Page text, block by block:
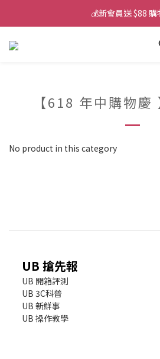
💰新會員送 $88 購
💰新會員送 $88 購
📱iPhone 17 充電挑選
【618 年中購物慶
No product in this category
UB 搶先報
UB 開箱評測
UB 3C科普
UB 新鮮事
UB 操作教學